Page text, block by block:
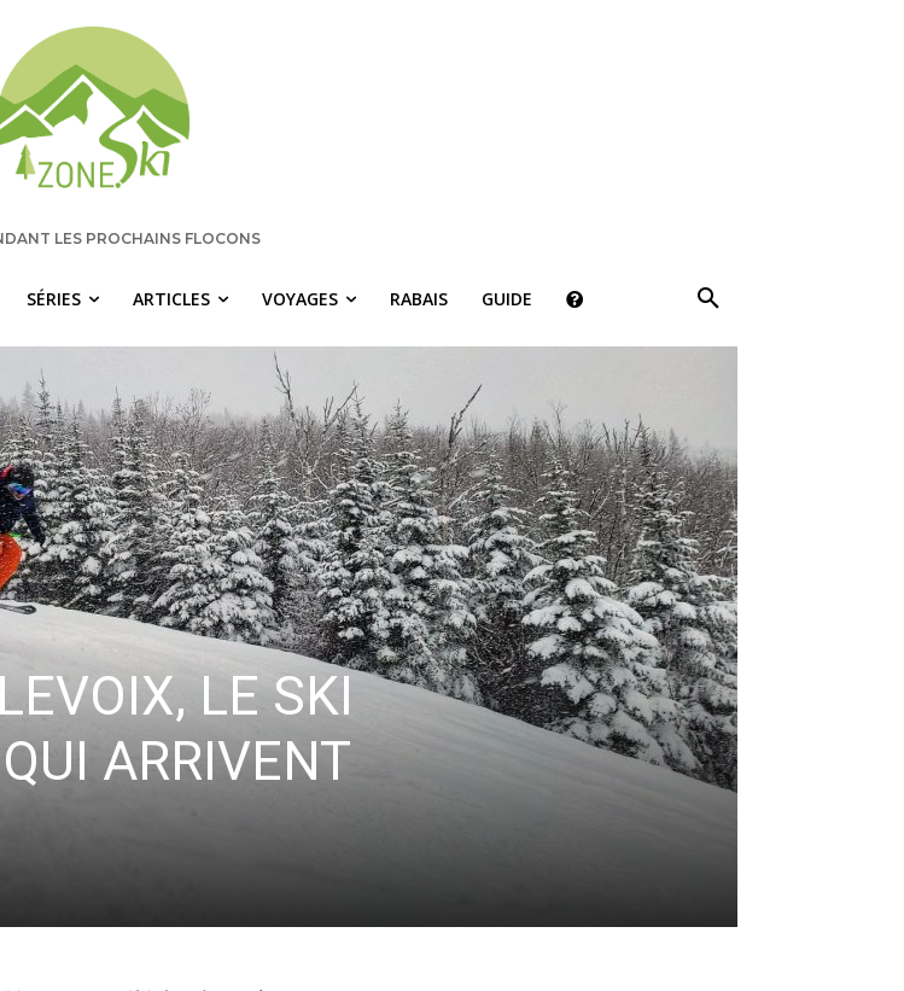
LES PROCHAINS FLOCONS
SÉRIES ARTICLES VOYAGES RABAIS GUIDE
LE SKI
ARRIVENT
pertinentes de Zone.Ski, des rabais, des
et les alertes météo en exclusivité.
vous désabonner à tout moment.